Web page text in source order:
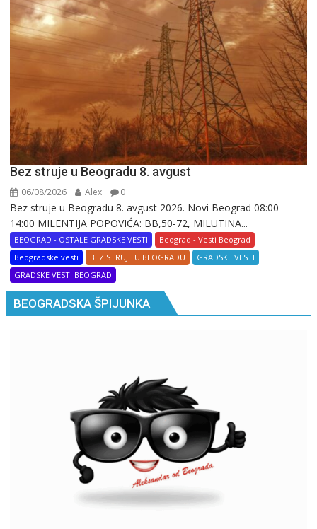
Bez struje u Beogradu 8. avgust
06/08/2026 Alex 0
Bez struje u Beogradu 8. avgust 2026. Novi Beograd 08:00 –
14:00 MILENTIJA POPOVIĆA: BB,50-72, MILUTINA...
BEOGRAD - OSTALE GRADSKE VESTI
Beograd - Vesti Beograd
Beogradske vesti
BEZ STRUJE U BEOGRADU
GRADSKE VESTI
GRADSKE VESTI BEOGRAD
BEOGRADSKA ŠPIJUNKA